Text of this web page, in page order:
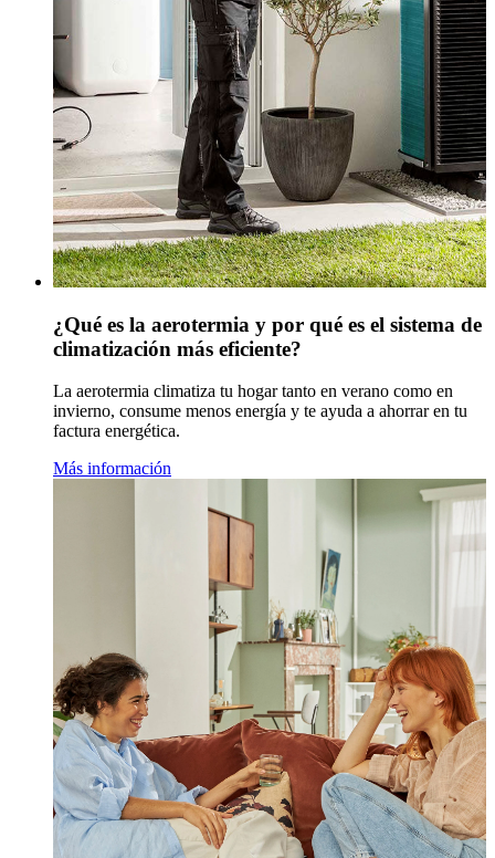
¿Qué es la aerotermia y por qué es el sistema de
climatización más eficiente?
La aerotermia climatiza tu hogar tanto en verano como en
invierno, consume menos energía y te ayuda a ahorrar en tu
factura energética.
Más información